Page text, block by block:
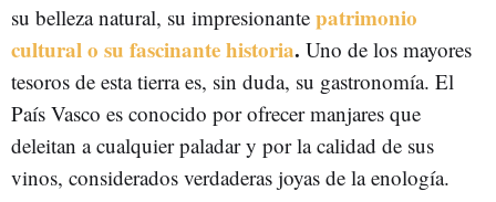
su belleza natural, su impresionante patrimonio
cultural o su fascinante historia. Uno de los mayores
tesoros de esta tierra es, sin duda, su gastronomía. El
País Vasco es conocido por ofrecer manjares que
deleitan a cualquier paladar y por la calidad de sus
vinos, considerados verdaderas joyas de la enología.